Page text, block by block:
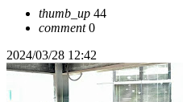
thumb_up 44
comment0
2024/03/28 12:42